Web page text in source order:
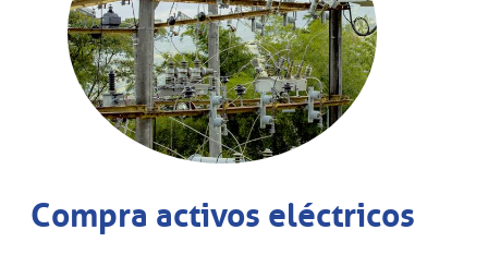
Compra activos eléctricos